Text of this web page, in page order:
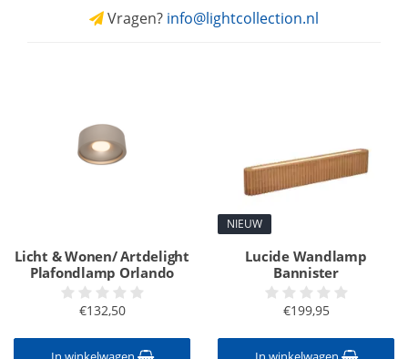
Vragen? info@lightcollection.nl
Licht & Wonen/ Artdelight
Plafondlamp Orlando
€132,50
NIEUW
Lucide Wandlamp
Bannister
€199,95